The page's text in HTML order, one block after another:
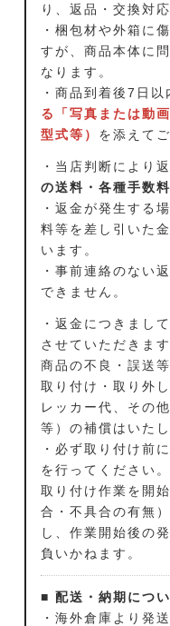
り、返品・交換対
・梱包材や外箱に
すが、商品本体に
なります。
・商品到着後7日以
る「写真または動
型式等） を添えて
・当店判断により
の送料・各種手数
・返金が発生する
料等を差し引いた
います。
・事前連絡のない
できません。
・返金につきまし
させていただきます
商品の不良・誤送
取り付け・取り外
レッカー代、その
等）の補償はいたし
・必ず取り付け前
を行ってください。
取り付け作業を開
合・不具合の有無
し、作業開始後の
負いかねます。
■ 配送・納期につ
・海外倉庫より発